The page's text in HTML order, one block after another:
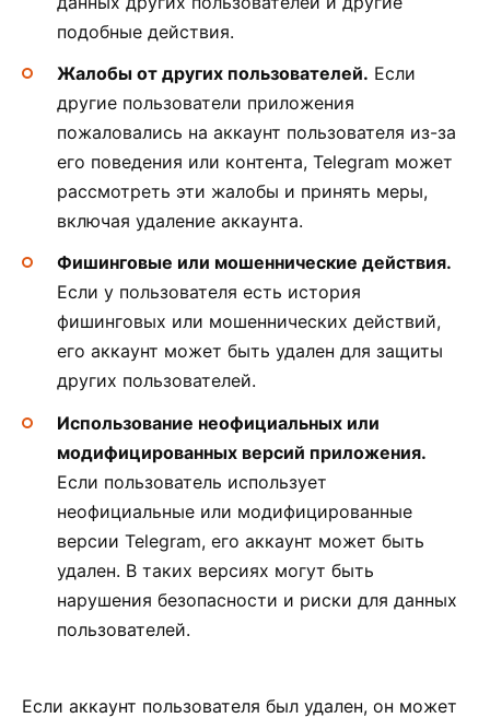
подобные действия.
Жалобы от других пользователей. Если
другие пользователи приложения
пожаловались на аккаунт пользователя из-за
его поведения или контента, Telegram может
рассмотреть эти жалобы и принять меры,
включая удаление аккаунта.
Фишинговые или мошеннические действия.
Если у пользователя есть история
фишинговых или мошеннических действий,
его аккаунт может быть удален для защиты
других пользователей.
Использование неофициальных или
модифицированных версий приложения.
Если пользователь использует
неофициальные или модифицированные
версии Telegram, его аккаунт может быть
удален. В таких версиях могут быть
нарушения безопасности и риски для данных
пользователей.
Если аккаунт пользователя был удален, он может